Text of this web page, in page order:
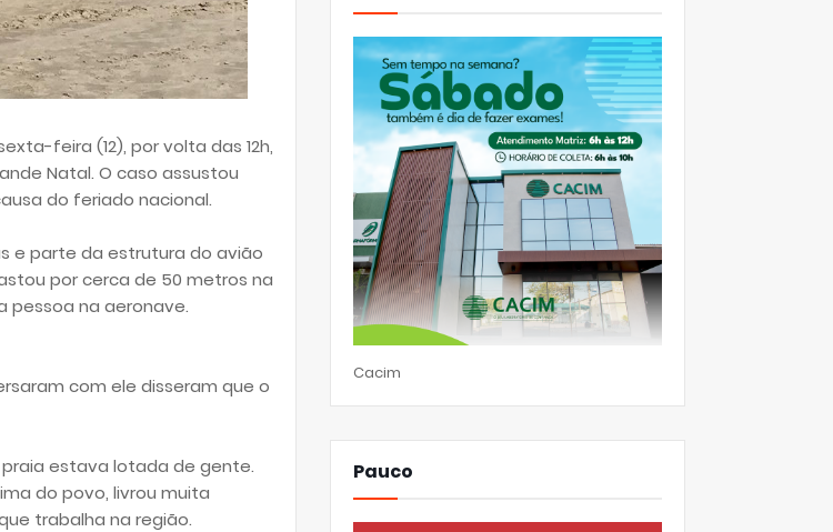
feira (12), por volta das 12h,
Natal. O caso assustou
do feriado nacional.
e parte da estrutura do avião
por cerca de 50 metros na
pessoa na aeronave.
com ele disseram que o
praia estava lotada de gente.
do povo, livrou muita
trabalha na região.
Cacim
Pauco